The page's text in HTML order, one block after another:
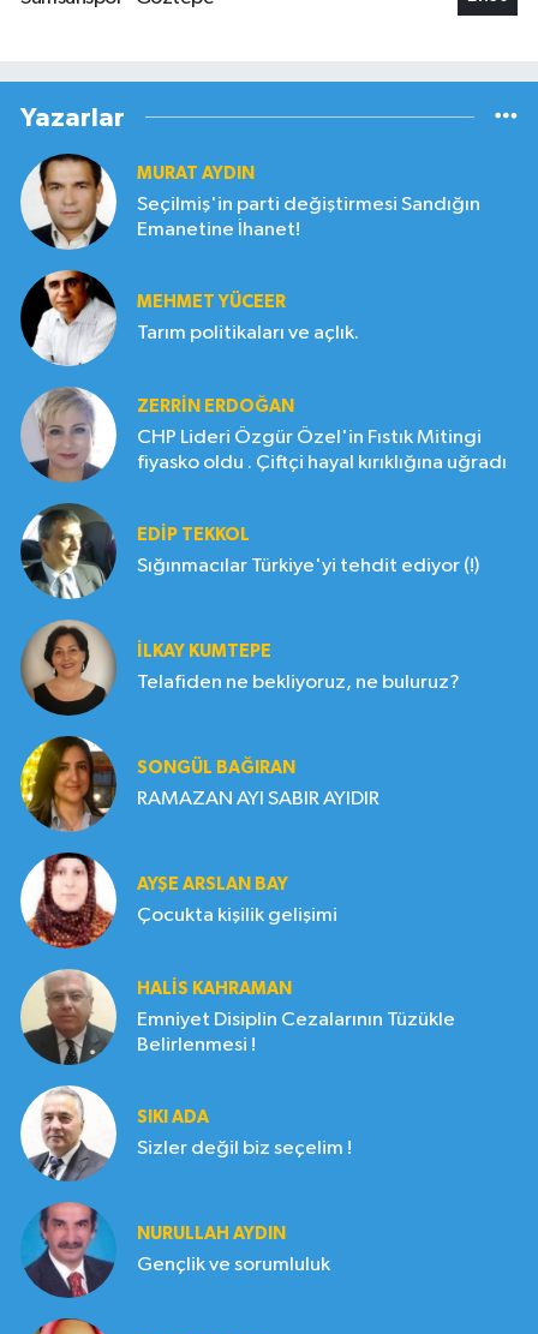
Yazarlar
MURAT AYDIN
Seçilmiş'in parti değiştirmesi Sandığın
Emanetine İhanet!
MEHMET YÜCEER
Tarım politikaları ve açlık.
ZERRIN ERDOĞAN
CHP Lideri Özgür Özel'in Fıstık Mitingi
fiyasko oldu . Çiftçi hayal kırıklığına uğradı
EDIP TEKKOL
Sığınmacılar Türkiye'yi tehdit ediyor (!)
İLKAY KUMTEPE
Telafiden ne bekliyoruz, ne buluruz?
SONGÜL BAĞIRAN
RAMAZAN AYI SABIR AYIDIR
AYŞE ARSLAN BAY
Çocukta kişilik gelişimi
HALIS KAHRAMAN
Emniyet Disiplin Cezalarının Tüzükle
Belirlenmesi !
SIKI ADA
Sizler değil biz seçelim !
NURULLAH AYDIN
Gençlik ve sorumluluk